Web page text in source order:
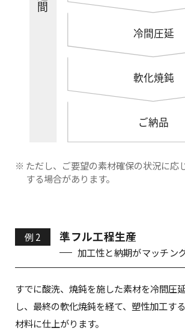
※ ただし、ご要望の素材確保の状況に応
する場合があります。
例 2 準フル工程生産
加工性と納期がマッチン
すでに酸洗、焼鈍を施した素材を冷間圧
し、最終の軟化焼鈍を経て、塑性加工す
材料に仕上がります。